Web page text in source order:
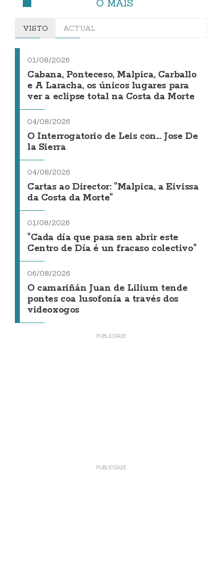
O MÁIS
VISTO ACTUAL
01/08/2026
Cabana, Ponteceso, Malpica, Carballo
e A Laracha, os únicos lugares para
ver a eclipse total na Costa da Morte
04/08/2026
O Interrogatorio de Leis con... Jose De
la Sierra
04/08/2026
Cartas ao Director: "Malpica, a Eivissa
da Costa da Morte"
01/08/2026
"Cada día que pasa sen abrir este
Centro de Día é un fracaso colectivo"
06/08/2026
O camariñán Juan de Lilium tende
pontes coa lusofonía a través dos
videoxogos